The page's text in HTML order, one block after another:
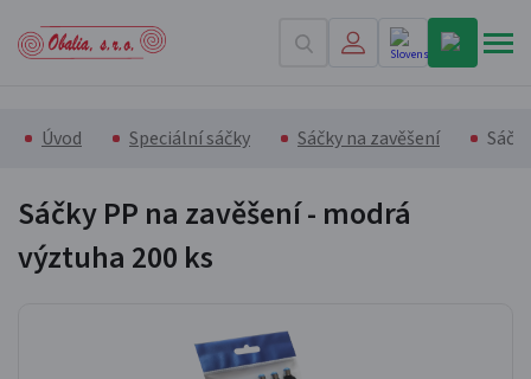
Úvod Speciální sáčky Sáčky na zavěšení
Sáčky PP na zavěšení - modrá
výztuha 200 ks